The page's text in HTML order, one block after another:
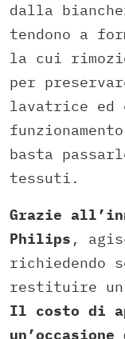
dalla
tendono a
la cui
per
lavatrice
basta
tessuti.
Grazie
Philips ,
richiedendo
restituire
Il costo di